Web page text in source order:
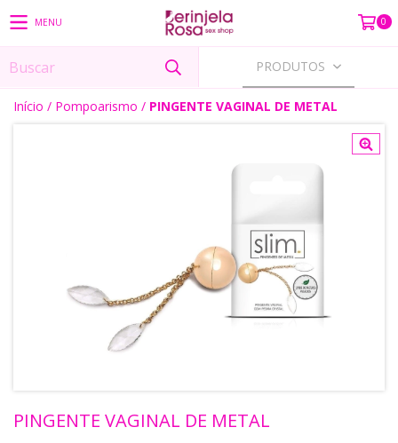
MENU 0
PRODUTOS
Início / Pompoarismo / PINGENTE VAGINAL DE METAL
PINGENTE VAGINAL DE METAL